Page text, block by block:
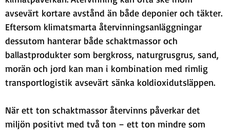
avsevärt kortare avstånd än både deponier och täkter.
Eftersom klimatsmarta återvinningsanläggningar
dessutom hanterar både schaktmassor och
ballastprodukter som bergkross, naturgrusgrus, sand,
morän och jord kan man i kombination med rimlig
transportlogistik avsevärt sänka koldioxidutsläppen.
När ett ton schaktmassor återvinns påverkar det
miljön positivt med två ton – ett ton mindre som